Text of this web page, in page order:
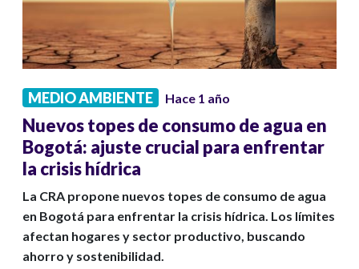
MEDIO AMBIENTE Hace 1 año
Nuevos topes de consumo de agua en
Bogotá: ajuste crucial para enfrentar
la crisis hídrica
La CRA propone nuevos topes de consumo de agua
en Bogotá para enfrentar la crisis hídrica. Los límites
afectan hogares y sector productivo, buscando
ahorro y sostenibilidad.